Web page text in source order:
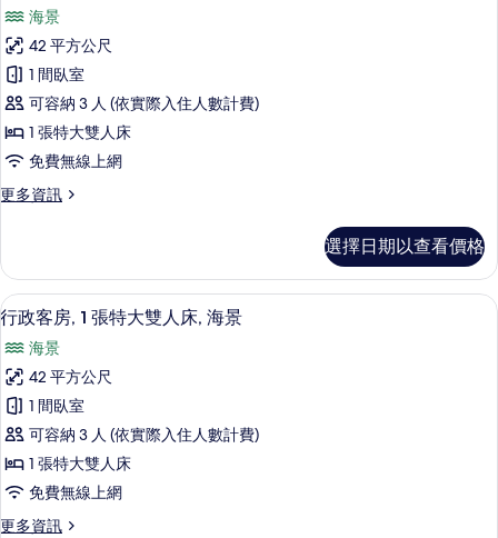
的
所
有
相
片
單
人
床,
海
景
的
詳
情
高
級
客
房,
1
張
特
雙
人
床,
海
景
的
所
有
相
片
海景
42 平方公尺
1 間臥室
可容納 3 人 (依實際入住人數計費)
1 張特大雙人床
免費無線上網
更多資訊
更
客
房,
1
張
特
大
雙
人
床,
海
景
的
情
選擇日期以查看價格
顯
示
行
政
客
房,
1
張
行政客房, 1 張特大雙人床, 海景 | 1 間
20
行政客房, 1 張特大雙人床, 海景
海景
42 平方公尺
1 間臥室
可容納 3 人 (依實際入住人數計費)
1 張特大雙人床
免費無線上網
更多資訊
更